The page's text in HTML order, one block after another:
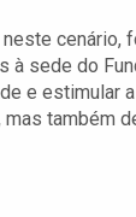
cenário,
à sede do
e estimular
também